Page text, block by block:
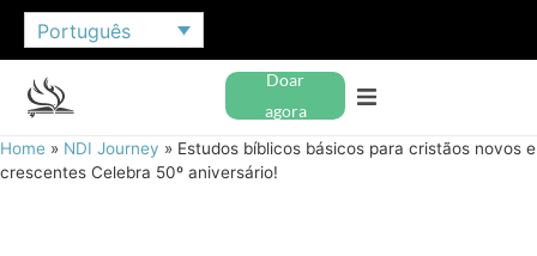
Português
Doar
agora
Home » NDI Journey » Estudos bíblicos básicos para cristãos novos e
crescentes Celebra 50º aniversário!